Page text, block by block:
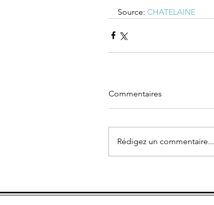
Source: CHATELAINE
Commentaires
Rédigez un commentaire...